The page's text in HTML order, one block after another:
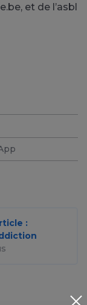
et de l’asbl
: